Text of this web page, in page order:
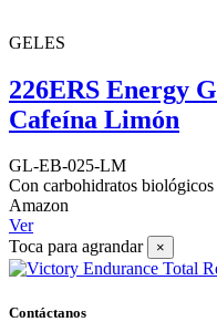
GELES
226ERS Energy
Cafeína Limón
GL-EB-025-LM
Con carbohidratos
Amazon
Ver
Toca para agrandar
×
Contáctanos